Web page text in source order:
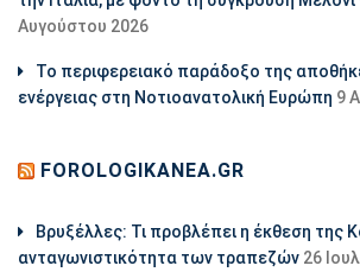
Αυγούστου 2026
Το περιφερειακό παράδοξο της
ενέργειας στη Νοτιοανατολική Ευρώπη 9
FOROLOGIKANEA.GR
Βρυξέλλες: Τι προβλέπει η έκθεση της
ανταγωνιστικότητα των τραπεζών 26